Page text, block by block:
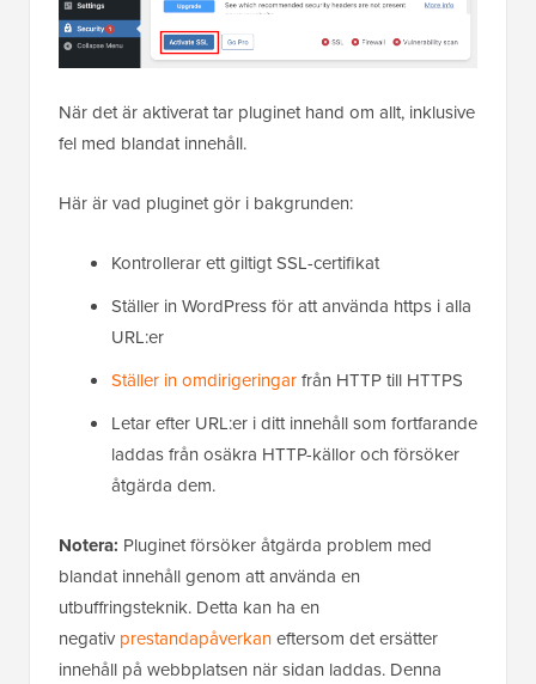
När det är aktiverat tar pluginet hand om allt, inklusive
fel med blandat innehåll.
Här är vad pluginet gör i bakgrunden:
Kontrollerar ett giltigt SSL-certifikat
Ställer in WordPress för att använda https i alla
URL:er
Ställer in omdirigeringarfrån HTTP till HTTPS
Letar efter URL:er i ditt innehåll som fortfarande
laddas från osäkra HTTP-källor och försöker
åtgärda dem.
Notera: Pluginet försöker åtgärda problem med
blandat innehåll genom att använda en
utbuffringsteknik. Detta kan ha en
negativ prestandapåverkaneftersom det ersätter
innehåll på webbplatsen när sidan laddas. Denna